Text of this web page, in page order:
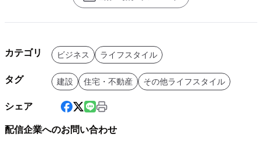
カテゴリ ビジネス ライフスタイル
タグ 建設 住宅・不動産 その他ライフスタイル
シェア
配信企業へのお問い合わせ